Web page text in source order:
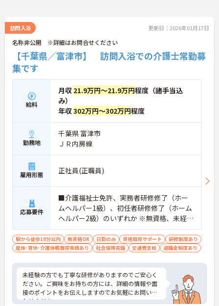
訪問入浴 更新日：2026年01月17日
名称非公開 ※詳細はお問合せください
【千葉県／富津市】 訪問入浴での介護士常勤募
集です
給料
月収 21.9万円～21.9万円程度（諸手当込
み）
年収302万円～302万円程度
勤務地
千葉県 富津市
ＪＲ内房線
雇用形態 正社員(正職員)
応募要件
■介護福祉士免許、実務者研修修了（ホー
ムヘルパー1級）、初任者研修修了（ホーム
ヘルパー2級）のいずれか ※無資格、未経験
の方も相談可
駅から徒歩10分以内 無資格OK 日勤のみ 資格取得サポート
研修制度あり
産休･育休･介護休暇取得実績あり
社会保険完備 交通費支給 退職金制度あり
未経験の方でも丁寧な研修がありますのでご安心く
ださい。ご興味をお持ちの方には、詳細の情報や面
接のポイントをお伝えしますのでお気軽にお問い合
わせください。